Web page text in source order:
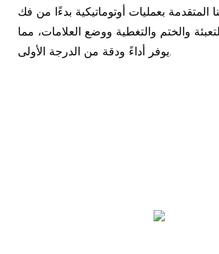
المتقدمة بعمليات أوتوماتيكية بدءًا من فك
والختم والتغطية ووضع العلامات، مما
يوفر أداءً ودقة من الدرجة الأولى.